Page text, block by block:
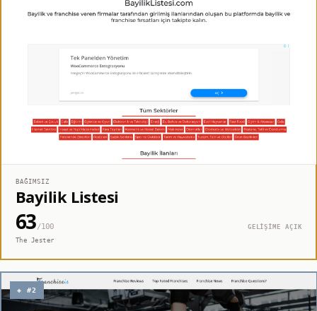
BAĞIMSIZ
Bayilik Listesi
63/100
GELİŞİME AÇIK
The Jester
◈ #2